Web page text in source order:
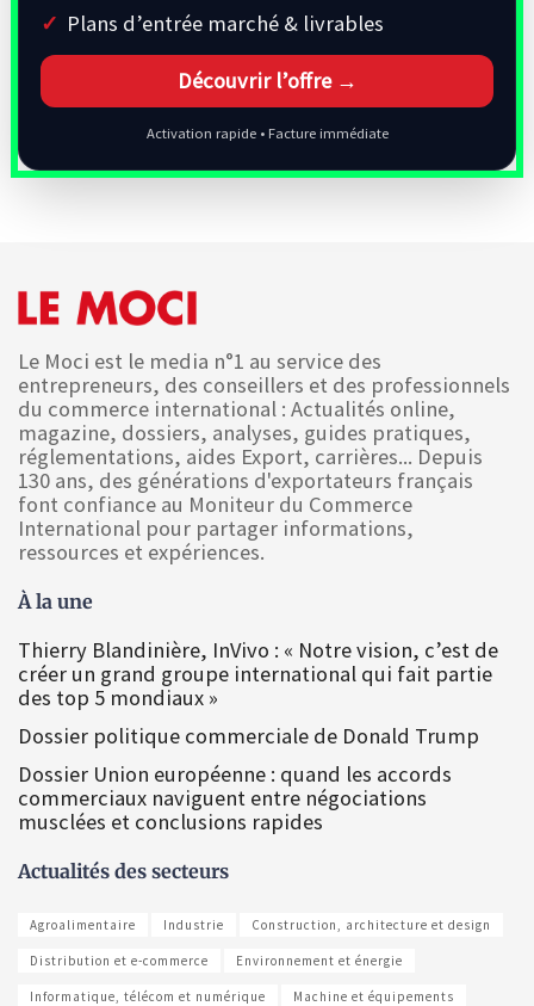
Plans d’entrée marché & livrables
Découvrir l’offre →
Activation rapide • Facture immédiate
Le Moci est le media n°1 au service des
entrepreneurs, des conseillers et des professionnels
du commerce international : Actualités online,
magazine, dossiers, analyses, guides pratiques,
réglementations, aides Export, carrières... Depuis
130 ans, des générations d'exportateurs français
font confiance au Moniteur du Commerce
International pour partager informations,
ressources et expériences.
À la une
Thierry Blandinière, InVivo : « Notre vision, c’est de
créer un grand groupe international qui fait partie
des top 5 mondiaux »
Dossier politique commerciale de Donald Trump
Dossier Union européenne : quand les accords
commerciaux naviguent entre négociations
musclées et conclusions rapides
Actualités des secteurs
Agroalimentaire Industrie Construction, architecture et design
Distribution et e-commerce Environnement et énergie
Informatique, télécom et numérique Machine et équipements